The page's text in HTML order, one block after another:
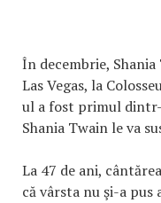
În decembrie,
Las Vegas, la
ul a fost primul
Shania Twain le va
La 47 de ani,
că vârsta nu şi-a